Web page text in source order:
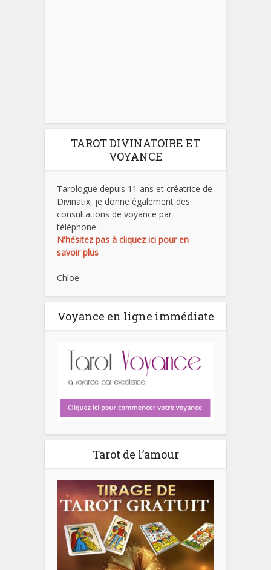
TAROT DIVINATOIRE ET
VOYANCE
Tarologue depuis 11 ans et créatrice de
Divinatix, je donne également des
consultations de voyance par
téléphone.
N'hésitez pas à cliquez ici pour en
savoir plus
Chloe
Voyance en ligne immédiate
Tarot de l’amour